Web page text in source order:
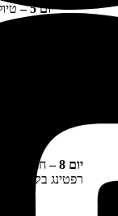
יום 5 –
טיול בעמק
יום 8
–חצי יום
רפטינג